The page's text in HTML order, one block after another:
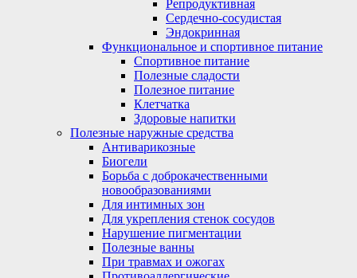
Репродуктивная
Сердечно-сосудистая
Эндокринная
Функциональное и спортивное питание
Спортивное питание
Полезные сладости
Полезное питание
Клетчатка
Здоровые напитки
Полезные наружные средства
Антиварикозные
Биогели
Борьба с доброкачественными
новообразованиями
Для интимных зон
Для укрепления стенок сосудов
Нарушение пигментации
Полезные ванны
При травмах и ожогах